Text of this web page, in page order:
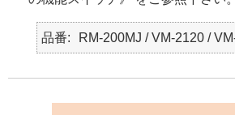
品番 RM-200MJ / VM-2120 /